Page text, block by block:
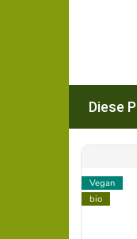
Diese
Vegan
bio